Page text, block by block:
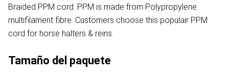
Braided PPM cord. PPM is made from Polypropylene
multifilament fibre. Customers choose this populair PPM
cord for horse halters & reins.
Tamaño del paquete